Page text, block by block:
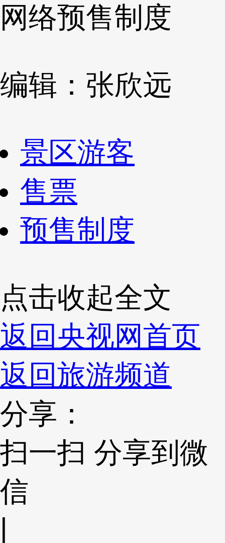
网络预售制度
编辑：张欣远
景区游客
售票
预售制度
点击收起全文
返回央视网首页
返回旅游频道
分享：
扫一扫 分享到微
信
|